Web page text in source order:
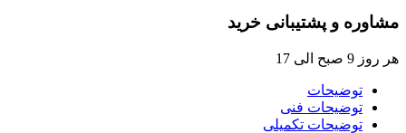
مشاوره و پشتیبانی خرید
هر روز 9 صبح الی 17
توضیحات
توضیحات فنی
توضیحات تکمیلی